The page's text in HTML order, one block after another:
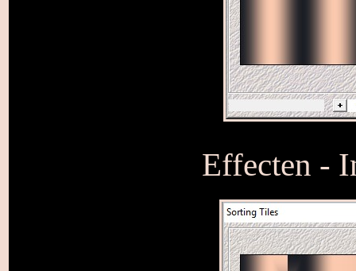
Effecten -